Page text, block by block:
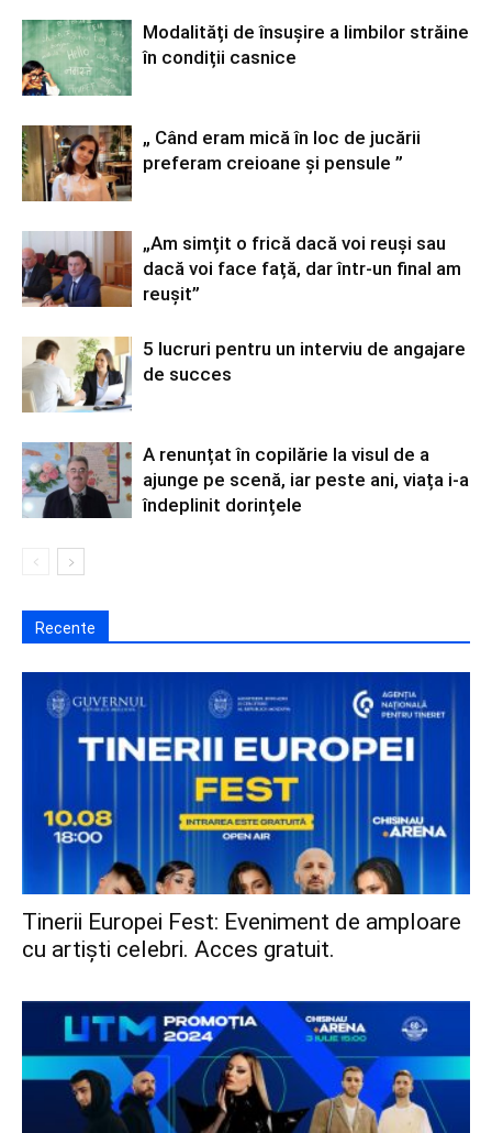
Modalități de însușire a limbilor străine
în condiții casnice
„ Când eram mică în loc de jucării
preferam creioane și pensule ”
„Am simțit o frică dacă voi reuși sau
dacă voi face față, dar într-un final am
reușit”
5 lucruri pentru un interviu de angajare
de succes
A renunțat în copilărie la visul de a
ajunge pe scenă, iar peste ani, viața i-a
îndeplinit dorințele
Recente
Tinerii Europei Fest: Eveniment de amploare
cu artiști celebri. Acces gratuit.